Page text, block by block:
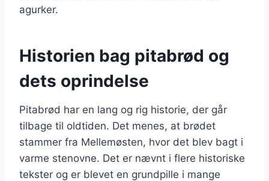
agurker.
Historien bag pitabrød og
dets oprindelse
Pitabrød har en lang og rig historie, der går
tilbage til oldtiden. Det menes, at brødet
stammer fra Mellemøsten, hvor det blev bagt i
varme stenovne. Det er nævnt i flere historiske
tekster og er blevet en grundpille i mange